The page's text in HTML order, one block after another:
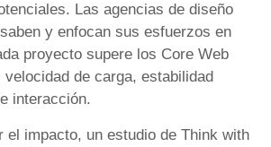
Las agencias de diseño
y enfocan sus esfuerzos en
proyecto supere los Core Web
de carga, estabilidad
interacción.
el impacto, un estudio de Think with